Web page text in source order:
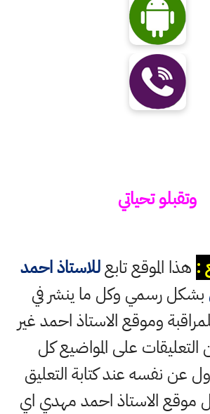
وتقبلو تحياتي
: هذا الموقع تابعللاستاذ احمد
بشكل رسمي وكل ما ينشر في
وموقع الاستاذ احمد غير
على المواضيع كل
نفسه عند كتابة التعليق
موقع الاستاذ احمد مهدي اي